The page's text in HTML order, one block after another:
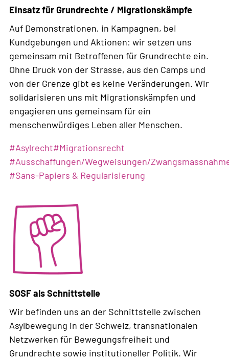
Einsatz für Grundrechte / Migrationskämpfe
Auf Demonstrationen, in Kampagnen, bei
Kundgebungen und Aktionen: wir setzen uns
gemeinsam mit Betroffenen für Grundrechte ein.
Ohne Druck von der Strasse, aus den Camps und
von der Grenze gibt es keine Veränderungen. Wir
solidarisieren uns mit Migrationskämpfen und
engagieren uns gemeinsam für ein
menschenwürdiges Leben aller Menschen.
Weiterlesen
über
Einsatz
Migrationskämpfe
#Asylrecht#Migrationsrecht
#Ausschaffungen/Wegweisungen/
#Sans-Papiers & Regularisierung
SOSF als Schnittstelle
Wir befinden uns an der Schnittstelle zwischen
Asylbewegung in der Schweiz, transnationalen
Netzwerken für Bewegungsfreiheit und
Grundrechte sowie institutioneller Politik. Wir